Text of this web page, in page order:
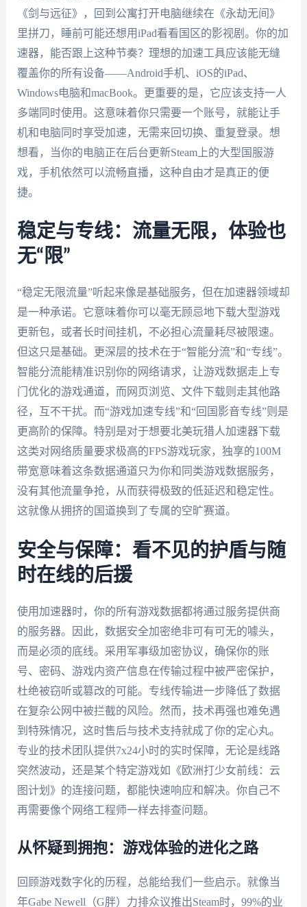
《剑与远征》，回到公寓打开电脑继续在《永劫无间》
里拼刀，睡前可能还想用iPad看看国区的影视剧。你的加
速器，能否跟上这种节奏？理想的加速工具应该能无缝
覆盖你的所有设备——Android手机、iOS的iPad、
Windows电脑和macBook。更重要的是，它应该支持一人
多端同时使用。这意味着你只需要一个账号，就能让手
机和电脑同时享受加速，无需来回切换、重复登录。想
想看，当你的电脑正在后台更新Steam上的大型国服游
戏，手机依然可以流畅直播，这种自由才是真正的便
捷。
稳定与专线：流量无限，体验也
无“限”
“稳定无限流量”听起来像是基础服务，但在加速器领域却
是一种承诺。它意味着你可以毫无顾忌地下载大型游戏
更新包，或者长时间挂机，不必担心流量耗尽被限速。
但这只是基础。更深层的技术在于“智能分流”和“专线”。
智能分流能精准识别你的网络请求，让游戏数据走上专
门优化的游戏通道，而网页浏览、文件下载则走其他路
径，互不干扰。而“游戏加速专线”和“回国影音专线”则是
更高阶的保障。特别是对于想要北美玩猎人加速器下载
这类对网络质量要求极高的FPS游戏玩家，独享的100M
带宽意味着这条数据通道只为你和同类游戏数据服务，
没有其他流量争抢，从而获得极致的低延迟和稳定性。
这就像从拥挤的国道换到了专属的空旷赛道。
安全与保障：看不见的护盾与随
时在线的后援
使用加速器时，你的所有游戏数据都将通过服务提供商
的服务器。因此，数据安全加密绝非可有可无的噱头，
而是必须的底线。采用军事级加密协议，确保你的账
号、密码、游戏内资产信息在传输过程中被严密保护，
杜绝被窃听或篡改的可能。专线传输进一步降低了数据
在复杂公网中被拦截的风险。然而，技术再强也难免遇
到特殊情况，这时售后与技术支持就成了你的定心丸。
专业的技术团队提供7x24小时的实时保障，无论是线路
突然波动，还是某个特定游戏如《欧洲打少女前线：云
图计划》的连接问题，都能快速响应和解决。你自己不
再需要像个网络工程师一样去排查问题。
从怀疑到拥抱：游戏体验的进化之路
回顾游戏数字化的历程，总能给我们一些启示。就像当
年Gabe Newell（G胖）力排众议推出Steam时，99%的业